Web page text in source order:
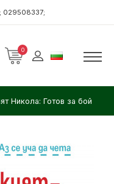
029508337;
0
Никола: Готов за бой